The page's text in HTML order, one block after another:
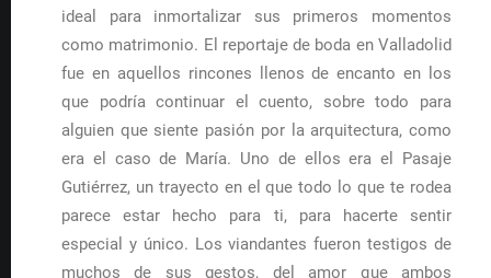
ideal para inmortalizar sus primeros momentos
como matrimonio. El reportaje de boda en Valladolid
fue en aquellos rincones llenos de encanto en los
que podría continuar el cuento, sobre todo para
alguien que siente pasión por la arquitectura, como
era el caso de María. Uno de ellos era el Pasaje
Gutiérrez, un trayecto en el que todo lo que te rodea
parece estar hecho para ti, para hacerte sentir
especial y único. Los viandantes fueron testigos de
muchos de sus gestos, del amor que ambos